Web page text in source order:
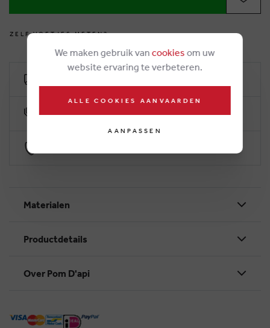
Z E L F VOETJES METEN?
10% klantenkorting
Materialen
Productdetails
Over Pom D'api
We maken gebruik van cookies om uw
website ervaring te verbeteren.
ALLE COOKIES AANVAARDEN
AANPASSEN